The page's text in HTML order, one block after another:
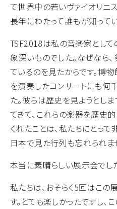
て世界中の若いヴァイオリニ
長年にわたって誰もが知って
TSF2018は私の音楽家として
象深いものでした。なぜなら
ているのを見たからです。博
を演奏したコンサートにも何
た。彼らは歴史を見ようとしま
てきて、これらの楽器を歴史
くれたことは、私たちにとっ
日本で見た行列も忘れられま
本当に素晴らしい展示会でし
私たちは、おそらく5回はこ
す。とても楽しかったですし